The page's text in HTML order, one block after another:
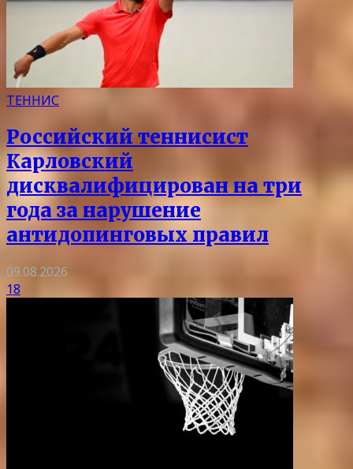
ТЕННИС
Российский теннисист
Карловский
дисквалифицирован на три
года за нарушение
антидопинговых правил
09.08.2026
18